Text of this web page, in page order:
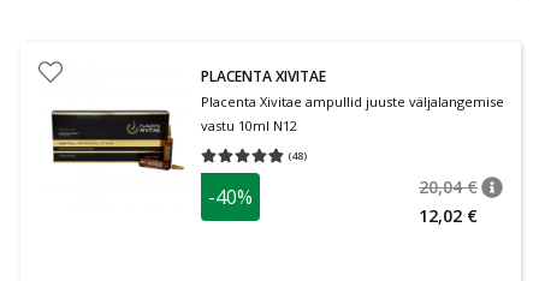
PLACENTA XIVITAE
Placenta Xivitae ampullid juuste väljalangemise
vastu 10ml N12
(48)
Keskmine hinnang 4.79
-40% 20,04 €
12,02 €